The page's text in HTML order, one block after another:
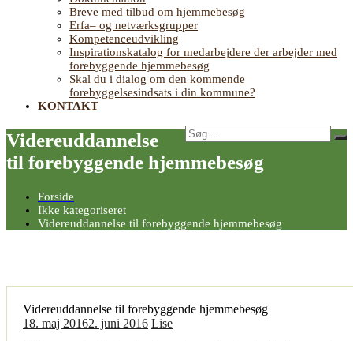
Breve med tilbud om hjemmebesøg
Erfa– og netværksgrupper
Kompetenceudvikling
Inspirationskatalog for medarbejdere der arbejder med
forebyggende hjemmebesøg
Skal du i dialog om den kommende
forebyggelsesindsats i din kommune?
KONTAKT
Søg
efter:
Videreuddannelse
til forebyggende hjemmebesøg
Forside
Ikke kategoriseret
Videreuddannelse til forebyggende hjemmebesøg
Videreuddannelse til forebyggende hjemmebesøg
18. maj 20162. juni 2016 Lise